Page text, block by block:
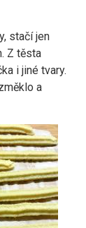
stačí jen
Z těsta
i jiné tvary.
a